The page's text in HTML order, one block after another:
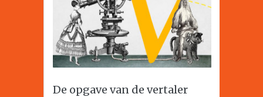
De opgave van de vertaler